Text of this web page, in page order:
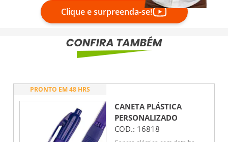
Clique e surpreenda-se!
PRONTO EM 48 HRS
CANETA PLÁSTICA
PERSONALIZADO
COD.: 16818